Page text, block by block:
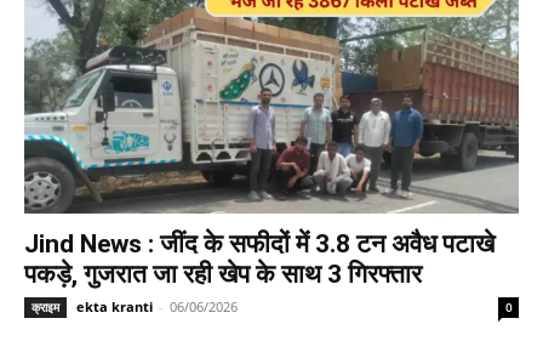
Jind News : जींद के सफीदों में 3.8 टन अवैध पटाखे
पकड़े, गुजरात जा रही खेप के साथ 3 गिरफ्तार
क्राइम ekta kranti - 06/06/2026 0